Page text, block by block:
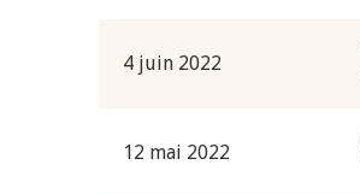
4 juin 2022
12 mai 2022